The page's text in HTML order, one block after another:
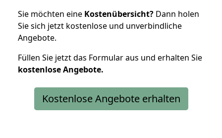
Sie möchten eine Kostenübersicht? Dann holen
Sie sich jetzt kostenlose und unverbindliche
Angebote.
Füllen Sie jetzt das Formular aus und erhalten Sie
kostenloseAngebote.
Kostenlose Angebote erhalten